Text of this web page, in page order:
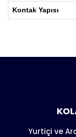
Kontak Yapısı
Bu ürünün fiyat
Ürün
Ürün
Yurtiçi ve